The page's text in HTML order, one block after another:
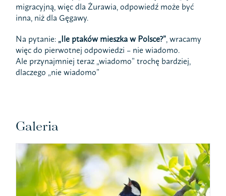
migracyjną, więc dla Żurawia, odpowiedź może być
inna, niż dla Gęgawy.
Na pytanie: „Ile ptaków mieszka w Polsce?” , wracamy
więc do pierwotnej odpowiedzi – nie wiadomo.
Ale przynajmniej teraz „wiadomo” trochę bardziej,
dlaczego „nie wiadomo”
Galeria